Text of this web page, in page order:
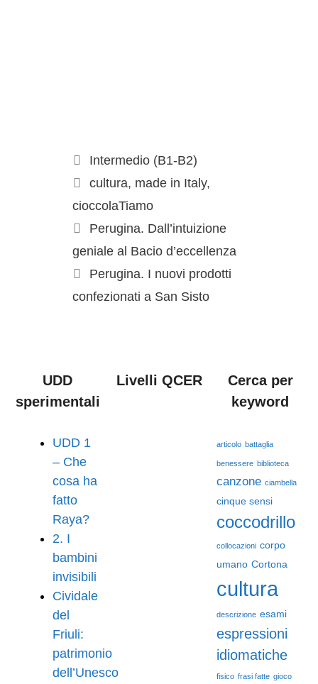
Intermedio (B1-B2)
cultura, made in Italy,
cioccolaTiamo
Perugina. Dall’intuizione
geniale al Bacio d’eccellenza
Perugina. I nuovi prodotti
confezionati a San Sisto
UDD
sperimentali
UDD 1
– Che
cosa ha
fatto
Raya?
2. I
bambini
invisibili
Cividale
del
Friuli:
patrimonio
dell’Unesco
Livelli QCER
Cerca per
keyword
articolo battaglia
benessere biblioteca
canzone ciambella
cinque sensi
coccodrillo
collocazioni corpo
umano Cortona
cultura
descrizione esami
espressioni
idiomatiche
fisico frasi fatte gioco